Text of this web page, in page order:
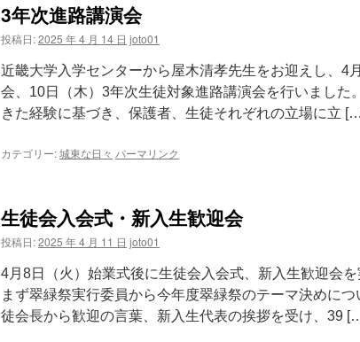
3年次進路講演会
投稿日:2025 年 4 月 14 日 joto01
近畿大学入学センターから屋木清孝先生をお迎えし、4
会、10日（木）3年次生徒対象進路講演会を行いました
きた経験に基づき、保護者、生徒それぞれの立場に立
カテゴリー:城東な日々 パーマリンク
生徒会入会式・新入生歓迎会
投稿日:2025 年 4 月 11 日 joto01
4月8日（火）始業式後に生徒会入会式、新入生歓迎会
まず翠緑祭実行委員から今年度翠緑祭のテーマ決めに
徒会長から歓迎の言葉、新入生代表の挨拶を受け、39